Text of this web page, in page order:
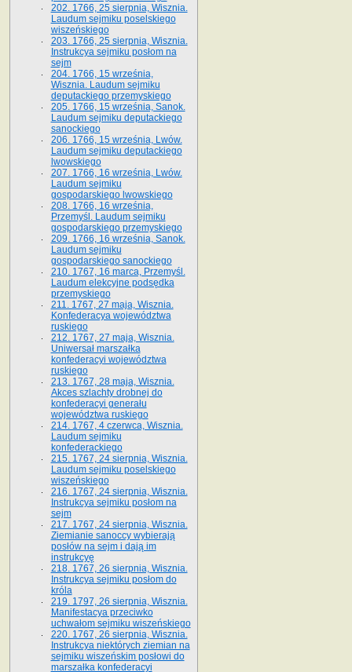
202. 1766, 25 sierpnia, Wisznia.
Laudum sejmiku poselskiego
wiszeńskiego
203. 1766, 25 sierpnia, Wisznia.
Instrukcya sejmiku posłom na
sejm
204. 1766, 15 września,
Wisznia. Laudum sejmiku
deputackiego przemyskiego
205. 1766, 15 września, Sanok.
Laudum sejmiku deputackiego
sanockiego
206. 1766, 15 września, Lwów.
Laudum sejmiku deputackiego
lwowskiego
207. 1766, 16 września, Lwów.
Laudum sejmiku
gospodarskiego lwowskiego
208. 1766, 16 września,
Przemyśl. Laudum sejmiku
gospodarskiego przemyskiego
209. 1766, 16 września, Sanok.
Laudum sejmiku
gospodarskiego sanockiego
210. 1767, 16 marca, Przemyśl.
Laudum elekcyjne podsędka
przemyskiego
211. 1767, 27 maja, Wisznia.
Konfederacya województwa
ruskiego
212. 1767, 27 maja, Wisznia.
Uniwersał marszałka
konfederacyi województwa
ruskiego
213. 1767, 28 maja, Wisznia.
Akces szlachty drobnej do
konfederacyi generału
województwa ruskiego
214. 1767, 4 czerwca, Wisznia.
Laudum sejmiku
konfederackiego
215. 1767, 24 sierpnia, Wisznia.
Laudum sejmiku poselskiego
wiszeńskiego
216. 1767, 24 sierpnia, Wisznia.
Instrukcya sejmiku posłom na
sejm
217. 1767, 24 sierpnia, Wisznia.
Ziemianie sanoccy wybierają
posłów na sejm i dają im
instrukcyę
218. 1767, 26 sierpnia, Wisznia.
Instrukcya sejmiku posłom do
króla
219. 1797, 26 sierpnia, Wisznia.
Manifestacya przeciwko
uchwałom sejmiku wiszeńskiego
220. 1767, 26 sierpnia, Wisznia.
Instrukcya niektórych ziemian na
sejmiku wiszeńskim posłowi do
marszałka konfe­deracyi